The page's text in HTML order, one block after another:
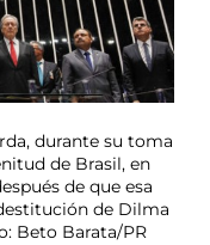
durante su toma
de Brasil, en
de que esa
de Dilma
Beto Barata/PR